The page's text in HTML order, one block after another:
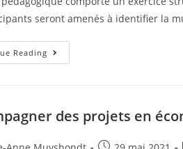
seront amenés à identifier la
Reading
des projets en